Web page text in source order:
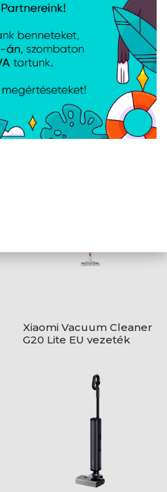
kérdések
felhasználói
kézikönyv
Xiaomi Vacuum Cleaner
G20 Lite EU vezeték